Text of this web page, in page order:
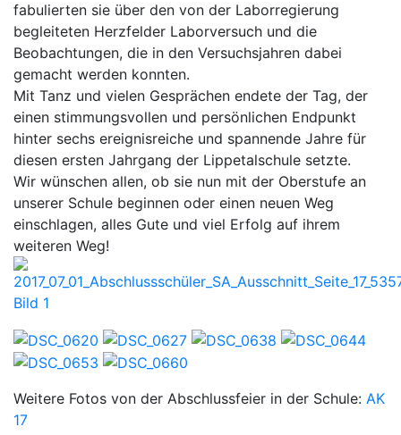
fabulierten sie über den von der Laborregierung
begleiteten Herzfelder Laborversuch und die
Beobachtungen, die in den Versuchsjahren dabei
gemacht werden konnten.
Mit Tanz und vielen Gesprächen endete der Tag, der
einen stimmungsvollen und persönlichen Endpunkt
hinter sechs ereignisreiche und spannende Jahre für
diesen ersten Jahrgang der Lippetalschule setzte.
Wir wünschen allen, ob sie nun mit der Oberstufe an
unserer Schule beginnen oder einen neuen Weg
einschlagen, alles Gute und viel Erfolg auf ihrem
weiteren Weg!
Weitere Fotos von der Abschlussfeier in der Schule: AK
17